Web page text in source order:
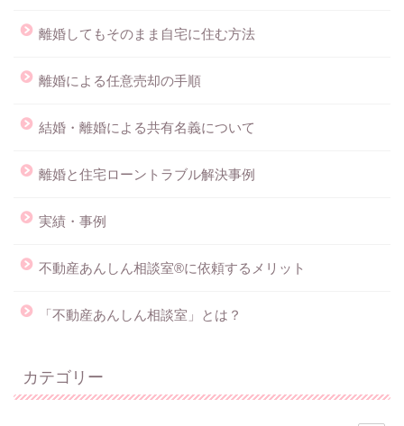
離婚してもそのまま自宅に住む方法
離婚による任意売却の手順
結婚・離婚による共有名義について
離婚と住宅ローントラブル解決事例
実績・事例
不動産あんしん相談室®に依頼するメリット
「不動産あんしん相談室」とは？
カテゴリー